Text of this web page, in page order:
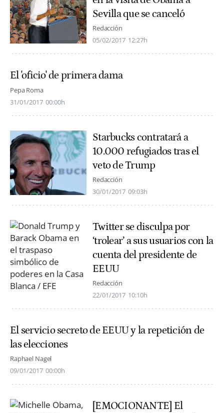
Sevilla que se canceló
Redacción
05/02/2017 12:27h
El 'oficio' de primera dama
Pepa Roma
31/01/2017 00:00h
Starbucks contratará a
10.000 refugiados tras el
veto de Trump
Redacción
30/01/2017 09:03h
Twitter se disculpa por
‘trolear’ a sus usuarios con la
cuenta del presidente de
EEUU
Redacción
22/01/2017 10:10h
El servicio secreto de EEUU y la repetición de
las elecciones
Raphael Nagel
09/01/2017 00:00h
[EMOCIONANTE] El